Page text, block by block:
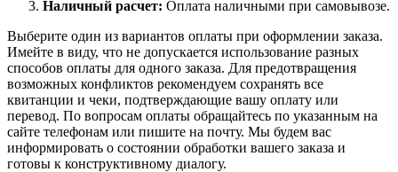
Наличный расчет: Оплата наличными при самовывозе.
Выберите один из вариантов оплаты при оформлении заказа.
Имейте в виду, что не допускается использование разных
способов оплаты для одного заказа. Для предотвращения
возможных конфликтов рекомендуем сохранять все
квитанции и чеки, подтверждающие вашу оплату или
перевод. По вопросам оплаты обращайтесь по указанным на
сайте телефонам или пишите на почту. Мы будем вас
информировать о состоянии обработки вашего заказа и
готовы к конструктивному диалогу.